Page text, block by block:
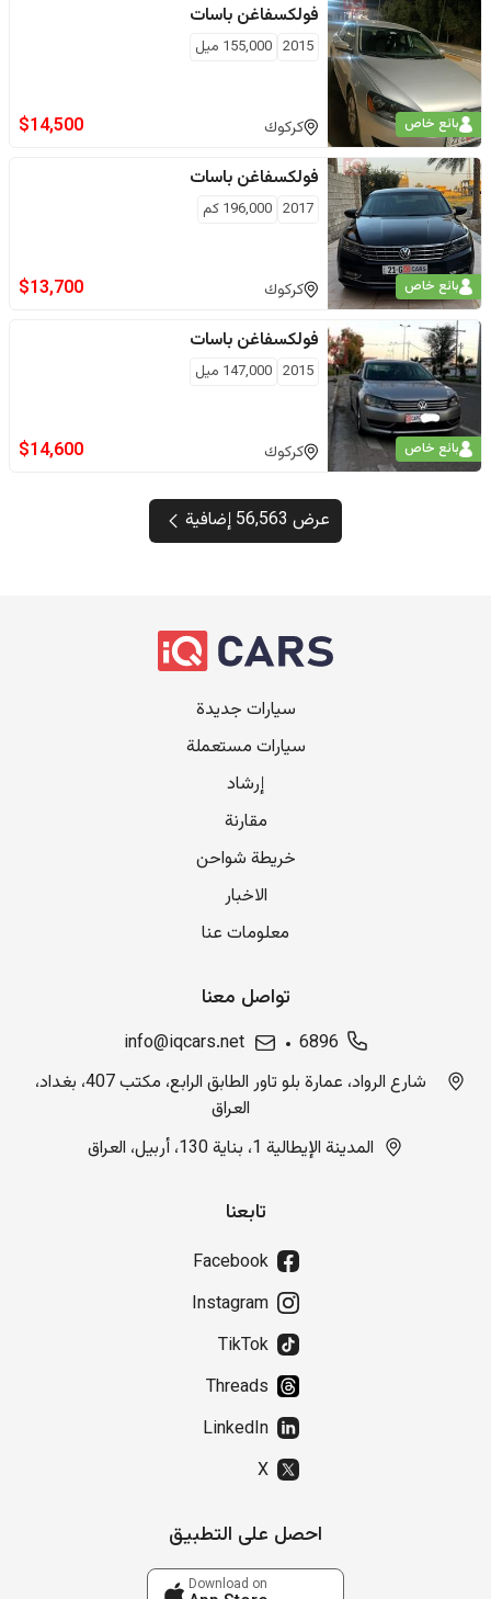
بائع خاص
فولكسفاغن باسات
2015
155,000 ميل
كركوك $14,500
بائع خاص
فولكسفاغن باسات
2017
196,000 كم
كركوك $13,700
بائع خاص
فولكسفاغن باسات
2015
147,000 ميل
كركوك $14,600
عرض 56,563 إضافية
سيارات جديدة
سيارات مستعملة
إرشاد
مقارنة
خريطة شواحن
الاخبار
معلومات عنا
تواصل معنا
6896
info@iqcars.net
شارع الرواد، عمارة بلو تاور الطابق الرابع، مكتب 407، بغداد،
العراق
المدينة الإيطالية 1، بناية 130، أربيل، العراق
تابعنا
Facebook
Instagram
TikTok
Threads
LinkedIn
X
احصل على التطبيق
Download on